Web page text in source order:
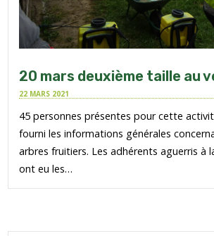
20 mars deuxième taille au
22 MARS 2021
45 personnes présentes pour cette
fourni les informations générales
arbres fruitiers. Les adhérents aguerris à
ont eu les…